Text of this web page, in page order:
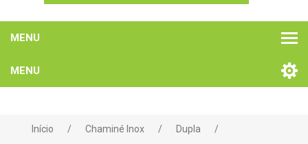
MENU
MENU
Início / Chaminé Inox / Dupla
/